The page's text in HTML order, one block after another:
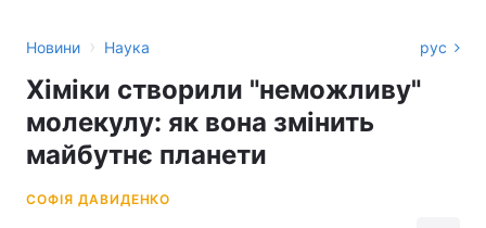
Новини › Наука рус
Хіміки створили "неможливу"
молекулу: як вона змінить
майбутнє планети
СОФІЯ ДАВИДЕНКО